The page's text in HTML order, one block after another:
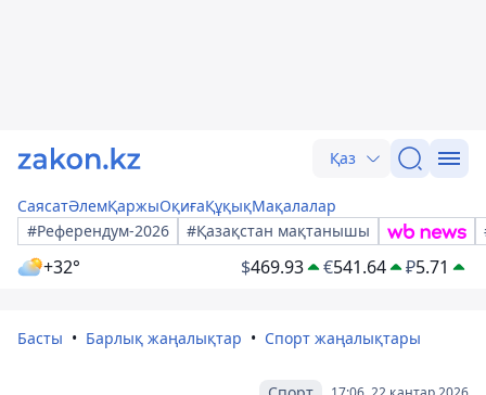
Қаз
СаясатӘлемҚаржыОқиғаҚұқықМақалалар
#Референдум-2026
#Қазақстан мақтанышы
+32° $469.93 €541.64 ₽5.71
Басты Барлық жаңалықтар Спорт жаңалықтары